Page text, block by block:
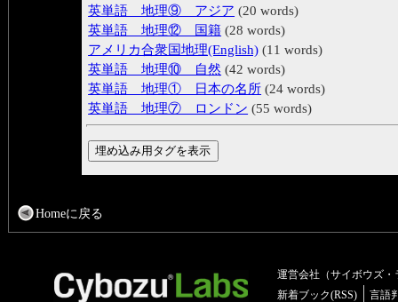
英単語 地理⑨ アジア (20 words)
英単語 地理⑫ 国籍 (28 words)
アメリカ合衆国地理(English) (11 words)
英単語 地理⑩ 自然 (42 words)
英単語 地理① 日本の名所 (24 words)
英単語 地理⑦ ロンドン (55 words)
Homeに戻る
運営会社（サイボウズ・
新着ブック(RSS)
言語